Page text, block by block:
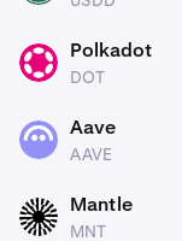
Polkadot
DOT
AAVE Aave
AAVE
MNT Mantle
MNT